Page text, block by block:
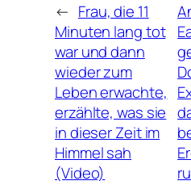
← Frau, die 11
Minuten lang tot
war und dann
wieder zum
Leben erwachte,
erzählte, was sie
in dieser Zeit im
Himmel sah
(Video)